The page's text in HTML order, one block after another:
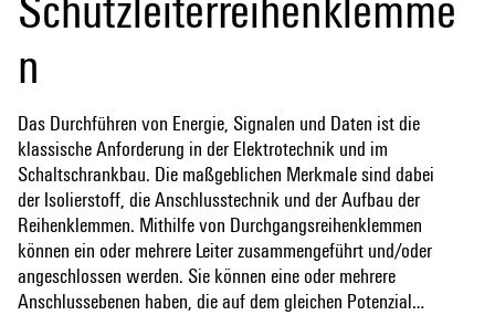
n
Das Durchführen von Energie, Signalen und Daten ist die
klassische Anforderung in der Elektrotechnik und im
Schaltschrankbau. Die maßgeblichen Merkmale sind dabei
der Isolierstoff, die Anschlusstechnik und der Aufbau der
Reihenklemmen. Mithilfe von Durchgangsreihenklemmen
können ein oder mehrere Leiter zusammengeführt und/oder
angeschlossen werden. Sie können eine oder mehrere
Anschlussebenen haben, die auf dem gleichen Potenzial